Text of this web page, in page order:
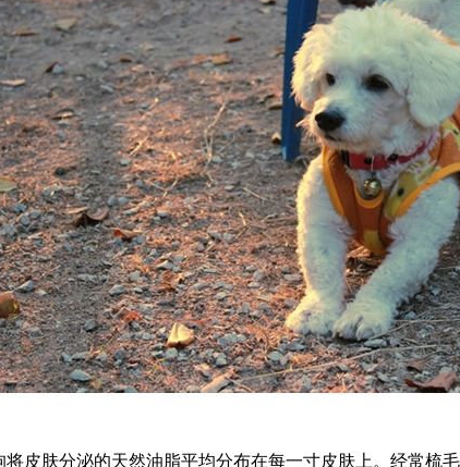
皮肤分泌的天然油脂平均分布在每一寸皮肤上。经常梳